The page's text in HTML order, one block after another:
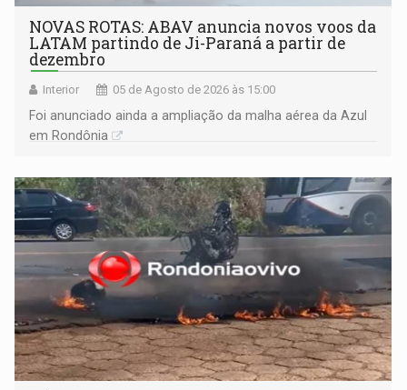
NOVAS ROTAS: ABAV anuncia novos voos da
LATAM partindo de Ji-Paraná a partir de
dezembro
Interior 05 de Agosto de 2026 às 15:00
Foi anunciado ainda a ampliação da malha aérea da Azul
em Rondônia